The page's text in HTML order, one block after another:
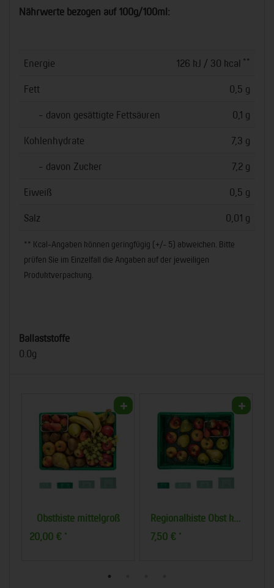
Nährwerte bezogen auf 100g/100ml:
Energie 126 kJ / 30 kcal **
Fett 0,5 g
- davon gesättigte Fettsäuren 0,1 g
Kohlenhydrate 7,3 g
- davon Zucker 7,2 g
Eiweiß 0,5 g
Salz 0,01 g
** Kcal-Angaben können geringfügig (+/- 5) abweichen. Bitte
prüfen Sie im Einzelfall die Angaben auf der jeweiligen
Produktverpackung.
Ballaststoffe
0.0g
Obstkiste mittelgroß
20,00 € *
Regionalkiste Obst klein
7,50 € *